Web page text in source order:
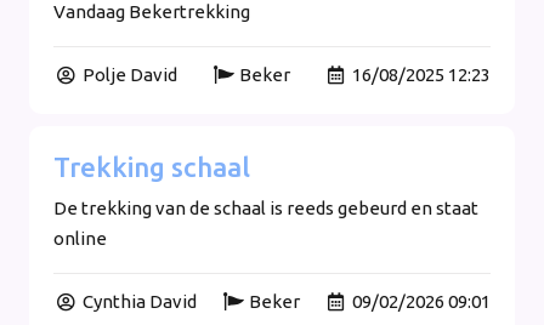
Vandaag Bekertrekking
Polje David Beker 16/08/2025 12:23
Trekking schaal
De trekking van de schaal is reeds gebeurd en staat
online
Cynthia David Beker 09/02/2026 09:01